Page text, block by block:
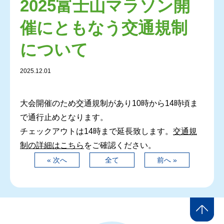
2025富士山マラソン開
催にともなう交通規制
について
2025.12.01
大会開催のため交通規制があり10時から14時頃ま
で通行止めとなります。
チェックアウトは14時まで延長致します。 交通規
制の詳細はこちら をご確認ください。
« 次へ 全て 前へ »